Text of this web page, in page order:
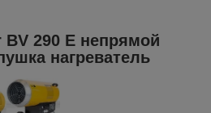
290 E непрямой
нагреватель